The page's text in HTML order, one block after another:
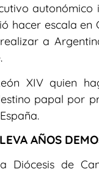
hacer escala
a
XIV quien
papal por
AÑOS
Diócesis de